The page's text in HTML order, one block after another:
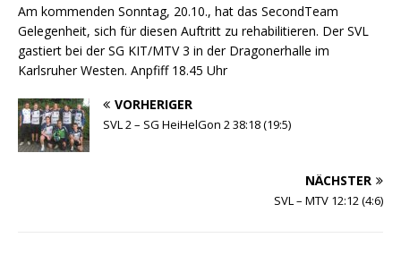
Am kommenden Sonntag, 20.10., hat das SecondTeam
Gelegenheit, sich für diesen Auftritt zu rehabilitieren. Der SVL
gastiert bei der SG KIT/MTV 3 in der Dragonerhalle im
Karlsruher Westen. Anpfiff 18.45 Uhr
VORHERIGER
SVL 2 – SG HeiHelGon 2 38:18 (19:5)
NÄCHSTER
SVL – MTV 12:12 (4:6)